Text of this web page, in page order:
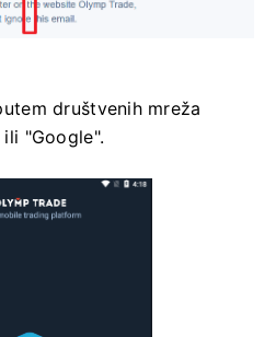
društvenih mreža
"Google".